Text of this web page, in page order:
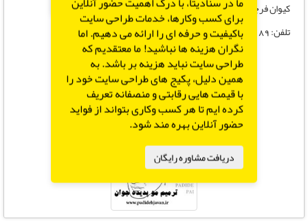
کیوان فرجپور
تلفن: 88205189
برای کسب وکارها، خدمات طراحی سایت
باکیفیت و حرفه ای را ارائه می دهیم. اما
نگران هزینه ها نباشید! ما معتقدیم که
طراحی سایت نباید هزینه بر باشد. به
همین دلیل، پکیج های طراحی سایت خود را
با قیمت هایی رقابتی و منصفانه تعریف
کرده ایم تا هر کسب وکاری بتواند از فواید
حضور آنلاین بهره مند شود.
دریافت مشاوره رایگان